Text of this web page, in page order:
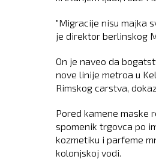
"Migracije nisu majka
je direktor berlinskog
On je naveo da
nove linije metroa u
Rimskog carstva,
Pored kamene maske
spomenik trgovca po
kozmetiku i parfeme
kolonjskoj vodi.